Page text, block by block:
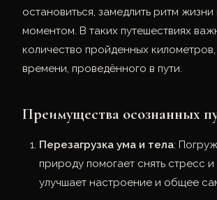
остановиться, замедлить ритм жизни
моментом. В таких путешествиях
количество пройденных километров,
времени, проведённого в пути.
Преимущества осознанных
Перезагрузка ума и тела:
природу помогает снять стресс
улучшает настроение и общее